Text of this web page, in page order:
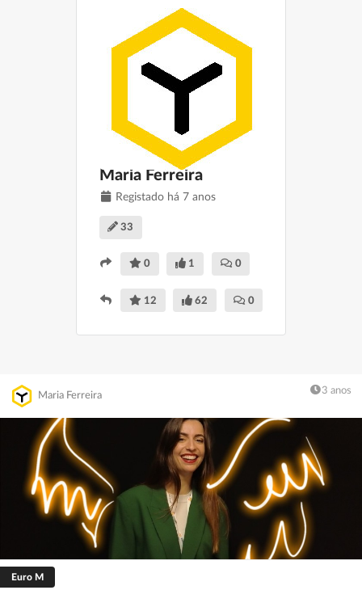
Guardar
Maria Ferreira
Registado há 7 anos
33
0 1 0
12 62 0
Maria Ferreira 3 anos
Euro M